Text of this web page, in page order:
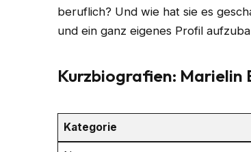
beruflich? Und wie hat sie es
und ein ganz eigenes Profil
Kurzbiografien: Marielin
Kategorie